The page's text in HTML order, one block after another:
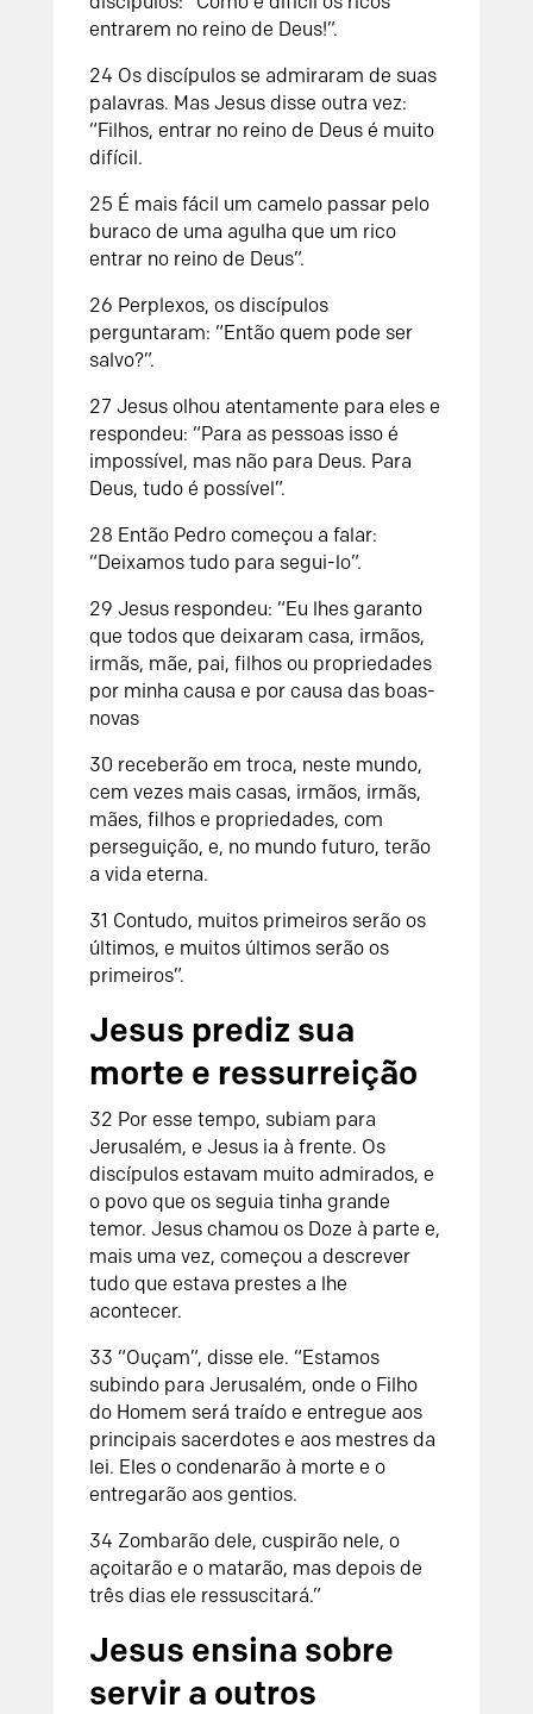
entrarem no reino de Deus!”.
24 Os discípulos se admiraram de suas
palavras. Mas Jesus disse outra vez:
“Filhos, entrar no reino de Deus é muito
difícil.
25 É mais fácil um camelo passar pelo
buraco de uma agulha que um rico
entrar no reino de Deus”.
26 Perplexos, os discípulos
perguntaram: “Então quem pode ser
salvo?”.
27 Jesus olhou atentamente para eles e
respondeu: “Para as pessoas isso é
impossível, mas não para Deus. Para
Deus, tudo é possível”.
28 Então Pedro começou a falar:
“Deixamos tudo para segui-lo”.
29 Jesus respondeu: “Eu lhes garanto
que todos que deixaram casa, irmãos,
irmãs, mãe, pai, filhos ou propriedades
por minha causa e por causa das boas-
novas
30 receberão em troca, neste mundo,
cem vezes mais casas, irmãos, irmãs,
mães, filhos e propriedades, com
perseguição, e, no mundo futuro, terão
a vida eterna.
31 Contudo, muitos primeiros serão os
últimos, e muitos últimos serão os
primeiros”.
Jesus prediz sua
morte e ressurreição
32 Por esse tempo, subiam para
Jerusalém, e Jesus ia à frente. Os
discípulos estavam muito admirados, e
o povo que os seguia tinha grande
temor. Jesus chamou os Doze à parte e,
mais uma vez, começou a descrever
tudo que estava prestes a lhe
acontecer.
33 “Ouçam”, disse ele. “Estamos
subindo para Jerusalém, onde o Filho
do Homem será traído e entregue aos
principais sacerdotes e aos mestres da
lei. Eles o condenarão à morte e o
entregarão aos gentios.
34 Zombarão dele, cuspirão nele, o
açoitarão e o matarão, mas depois de
três dias ele ressuscitará.”
Jesus ensina sobre
servir a outros